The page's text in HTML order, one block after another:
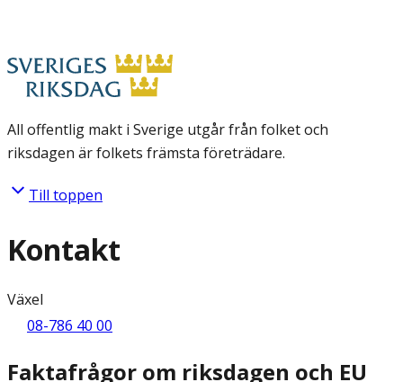
All offentlig makt i Sverige utgår från folket och
riksdagen är folkets främsta företrädare.
Till toppen
Kontakt
Växel
08-786 40 00
Faktafrågor om riksdagen och EU